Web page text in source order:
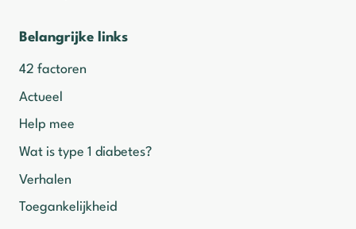
Belangrijke links
42 factoren
Actueel
Help mee
Wat is type 1 diabetes?
Verhalen
Toegankelijkheid